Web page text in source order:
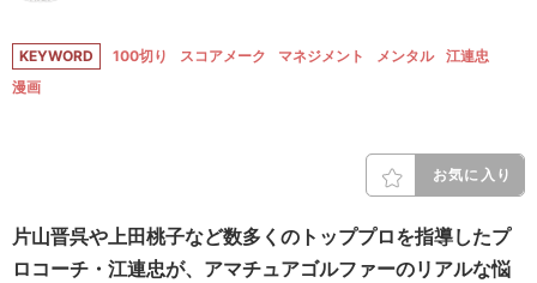
KEYWORD 100切り スコアメーク マネジメント メンタル
江連忠
漫画
お気に入り
片山晋呉や上田桃子など数多くのトッププロを指導したプ
ロコーチ・江連忠が、アマチュアゴルファーのリアルな悩